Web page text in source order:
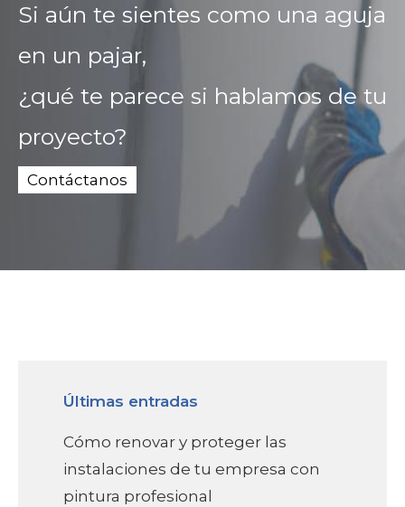
Si aún te sientes como una aguja
en un pajar,
¿qué te parece si hablamos de tu
proyecto?
Contáctanos
Últimas entradas
Cómo renovar y proteger las
instalaciones de tu empresa con
pintura profesional